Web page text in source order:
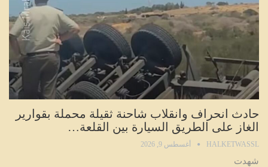
حادث انحراف وانقلاب شاحنة ثقيلة محملة بقوارير
الغاز على الطريق السيارة بين القلعة…
HALKETWASSL أغسطس 9, 2026
شهدت